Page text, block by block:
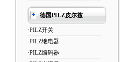
德国PILZ皮尔兹
·PILZ开关
·PILZ继电器
·PILZ编码器